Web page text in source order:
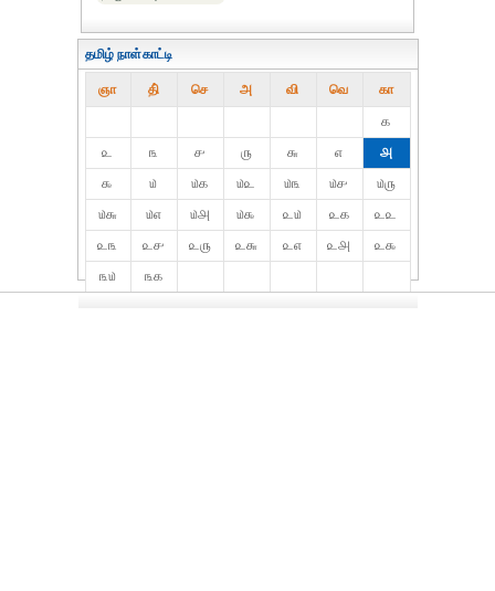
தமிழ் நாள்காட்டி
ஞா தி் செ அ வி வெ கா
௧
௨
௩ ௪ ௫ ௬ ௭
௮
௯
௰ ௰௧ ௰௨ ௰௩ ௰௪
௰௫
௰௬
௰௭ ௰௮ ௰௯ ௨௰ ௨௧
௨௨
௨௩
௨௪ ௨௫ ௨௬ ௨௭ ௨௮
௨௯
௩௰
௩௧